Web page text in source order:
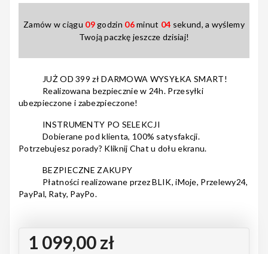
Prezenty
Notes
Zamów w ciągu 09 godzin 06minut 03 sekund, a wyślemy
Twoją paczkę jeszcze dzisiaj!
JUŻ OD 399 zł DARMOWA WYSYŁKA SMART!
Realizowana bezpiecznie w 24h. Przesyłki
ubezpieczone i zabezpieczone!
INSTRUMENTY PO SELEKCJI
Dobierane pod klienta, 100% satysfakcji.
Potrzebujesz porady? Kliknij Chat u dołu ekranu.
BEZPIECZNE ZAKUPY
Płatności realizowane przez BLIK, iMoje, Przelewy24,
PayPal, Raty, PayPo.
1 099,00 zł